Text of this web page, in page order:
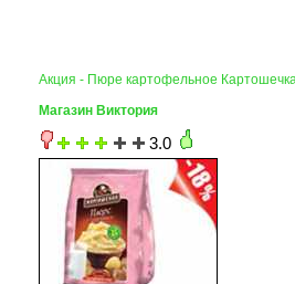
Акция - Пюре картофельное
Магазин Виктория
3.0